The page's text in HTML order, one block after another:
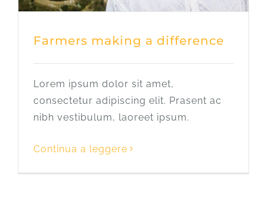
Farmers making a difference
Lorem ipsum dolor sit amet,
consectetur adipiscing elit. Prasent ac
nibh vestibulum, laoreet ipsum.
Continua a leggere